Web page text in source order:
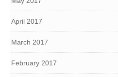
April 2017
March 2017
February 2017